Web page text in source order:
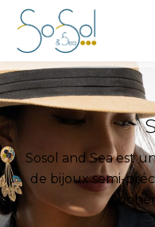
Sosol and Sea est
de bijoux semi-